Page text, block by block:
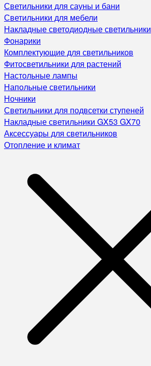
Светильники для сауны и бани
Светильники для мебели
Накладные светодиодные светильники
Фонарики
Комплектующие для светильников
Фитосветильники для растений
Настольные лампы
Напольные светильники
Ночники
Светильники для подвсетки ступеней
Накладные светильники GX53 GX70
Аксессуары для светильников
Отопление и климат